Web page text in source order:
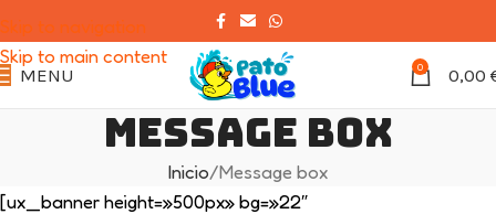
Skip to navigation
Skip to main content
MENU 0 0,00
Message box
Inicio Message box
[ux_banner height=»500px» bg=»22″